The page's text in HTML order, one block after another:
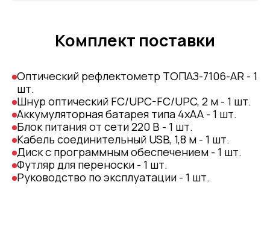
Комплект поставки
Оптический рефлектометр ТОПАЗ-7106-АR - 1
шт.
Шнур оптический FC/UPC-FC/UPC, 2 м - 1 шт.
Аккумуляторная батарея типа 4хАА - 1 шт.
Блок питания от сети 220 В - 1 шт.
Кабель соединительный USB, 1,8 м - 1 шт.
Диск с программным обеспечением - 1 шт.
Футляр для переноски - 1 шт.
Руководство по эксплуатации - 1 шт.